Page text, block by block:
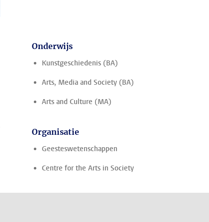
Onderwijs
Kunstgeschiedenis (BA)
Arts, Media and Society (BA)
Arts and Culture (MA)
Organisatie
Geesteswetenschappen
Centre for the Arts in Society